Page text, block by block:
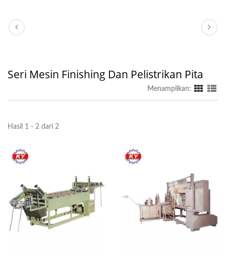
Seri Mesin Finishing Dan Pelistrikan Pita
Menampilkan:
Hasil 1 - 2 dari 2